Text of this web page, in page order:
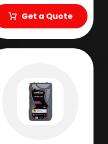
Get a Quote